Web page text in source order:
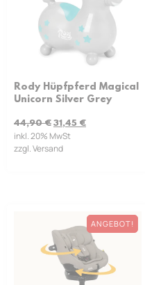
Rody Hüpfpferd Magical
Unicorn Silver Grey
44,90€ 31,45 €
inkl. 20% MwSt
zzgl. Versand
ANGEBOT!